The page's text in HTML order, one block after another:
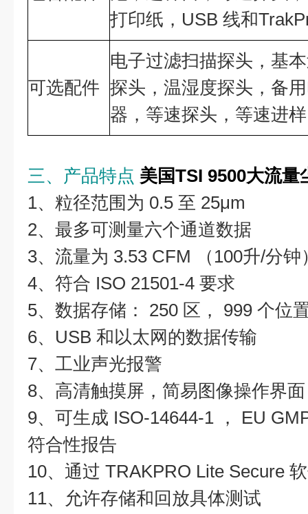
打印纸，USB 线和
可选配件
电子过滤扫描探头，基
探头，温湿度探头，备
器，等速探头，等速进
三、产品特点 美国TSI 9500大流量
1、粒径范围为 0.5 至 25μm
2、最多可测量六个通道数据
3、流量为 3.53 CFM （100升/分钟
4、符合 ISO 21501-4 要求
5、数据存储： 250 区， 999 个位
6、USB 和以太网的数据传输
7、工业声光报警
8、高清触摸屏，简易图像操作界
9、可生成 ISO-14644-1 ， EU
符合性报告
10、通过 TRAKPRO Lite Secure
11、允许存储和回放具体测试